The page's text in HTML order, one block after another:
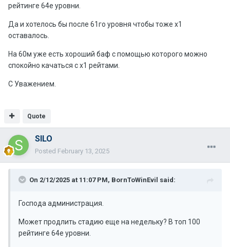
рейтинге 64е уровни.
Да и хотелось бы после 61го уровня чтобы тоже х1
оставалось.
На 60м уже есть хороший баф с помощью которого можно
спокойно качаться с х1 рейтами.
С Уважением.
Quote
SILO
Posted February 13, 2025
On 2/12/2025 at 11:07 PM, BornToWinEvil said:
Господа администрация.
Может продлить стадию еще на недельку? В топ 100
рейтинге 64е уровни.